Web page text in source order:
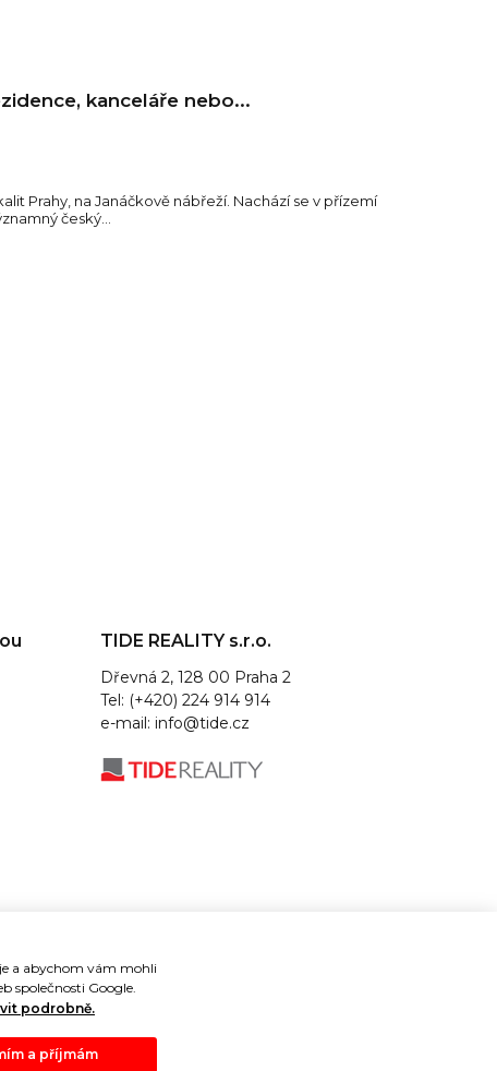
kanceláře nebo...
Prahy, na Janáčkově nábřeží. Nachází se v přízemí
český...
TIDE REALITY s.r.o.
Dřevná 2, 128 00 Praha 2
Tel: (+420) 224 914 914
e-mail: info@tide.cz
a abychom vám mohli
společnosti Google.
podrobně.
a příjmám